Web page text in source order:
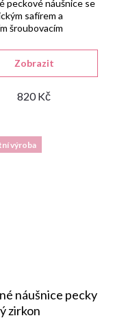
820 Kč
Zobrazit
peckové náušnice se
safírem a
šroubovacím
výroba
náušnice pecky
zirkon